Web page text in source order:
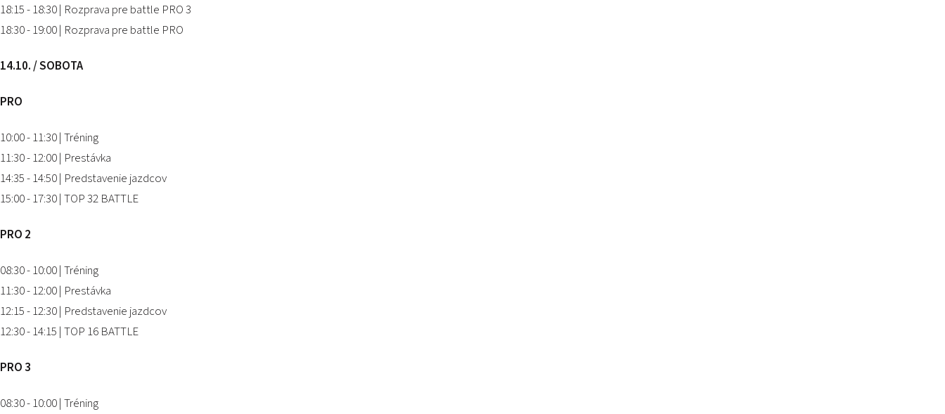
18:15 - 18:30 | Rozprava pre battle PRO 3
18:30 - 19:00 | Rozprava pre battle PRO
14.10. / SOBOTA
PRO
10:00 - 11:30 | Tréning
11:30 - 12:00 | Prestávka
14:35 - 14:50 | Predstavenie jazdcov
15:00 - 17:30 | TOP 32 BATTLE
PRO 2
08:30 - 10:00 | Tréning
11:30 - 12:00 | Prestávka
12:15 - 12:30 | Predstavenie jazdcov
12:30 - 14:15 | TOP 16 BATTLE
PRO 3
08:30 - 10:00 | Tréning